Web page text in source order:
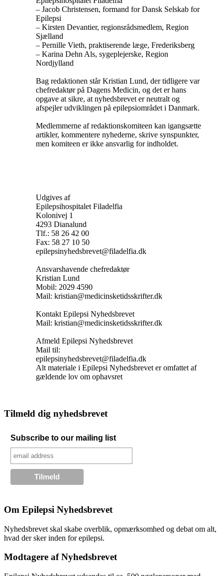
– Jacob Christensen, formand for Dansk Selskab for
Epilepsi
– Kirsten Devantier, regionsrådsmedlem, Region
Sjælland
– Pernille Vieth, praktiserende læge, Frederiksberg
– Karina Dehn Als, sygeplejerske, Region
Nordjylland
Bag redaktionen står Kristian Lund, der tidligere var
chefredaktør på Dagens Medicin, og det er hans
opgave at sikre, at nyhedsbrevet er neutralt og
afspejler udviklingen på epilepsiområdet i Danmark.
Medlemmerne af redaktionskomiteen kan igangsætte
artikler, kommentere nyhederne, skrive synspunkter,
men komiteen er ikke ansvarlig for indholdet.
Udgives af
Epilepsihospitalet Filadelfia
Kolonivej 1
4293 Dianalund
Tlf.: 58 26 42 00
Fax: 58 27 10 50
epilepsinyhedsbrevet@filadelfia.dk
Ansvarshavende chefredaktør
Kristian Lund
Mobil: 2029 4590
Mail: kristian@medicinsketidsskrifter.dk
Kontakt Epilepsi Nyhedsbrevet
Mail: kristian@medicinsketidsskrifter.dk
Afmeld Epilepsi Nyhedsbrevet
Mail til:
epilepsinyhedsbrevet@filadelfia.dk
Alt materiale i Epilepsi Nyhedsbrevet er omfattet af
gældende lov om ophavsret
Tilmeld dig nyhedsbrevet
Subscribe to our mailing list
Om Epilepsi Nyhedsbrevet
Nyhedsbrevet skal skabe overblik, opmærksomhed og debat om alt,
hvad der sker inden for epilepsi.
Modtagere af Nyhedsbrevet